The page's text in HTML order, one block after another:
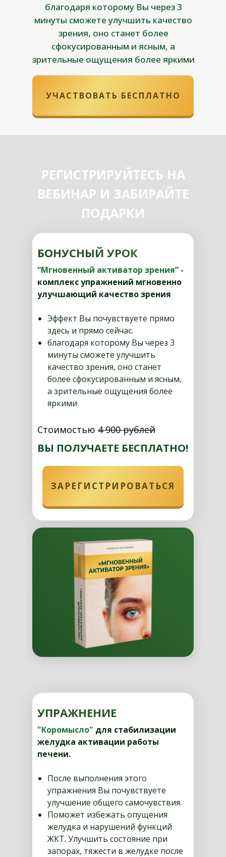
УЧАСТВОВАТЬ БЕСПЛАТНО
благодаря которому Вы через 3
минуты сможете улучшить качество
зрения, оно станет более
сфокусированным и ясным, а
зрительные ощущения более яркими
БОНУСНЫЙ УРОК
“Мгновенный активатор зрения” -
комплекс упражнений мгновенно
улучшающий качество зрения
Эффект Вы почувствуете прямо
здесь и прямо сейчас.
благодаря которому Вы через 3
минуты сможете улучшить
качество зрения, оно станет
более сфокусированным и ясным,
а зрительные ощущения более
яркими
ЗАРЕГИСТРИРОВАТЬСЯ
РЕГИСТРИРУЙТЕСЬ НА
ВЕБИНАР И ЗАБИРАЙТЕ
ПОДАРКИ
Стоимостью 4 900 рублей
ВЫ ПОЛУЧАЕТЕ БЕСПЛАТНО!
УПРАЖНЕНИЕ
"Коромысло" для стабилизации
желудка активации работы
печени.
После выполнения этого
упражнения Вы почувствуете
улучшение общего самочувствия.
Поможет избежать опущения
желудка и нарушений функций
ЖКТ. Улучшить состояние при
запорах, тяжести в желудке после